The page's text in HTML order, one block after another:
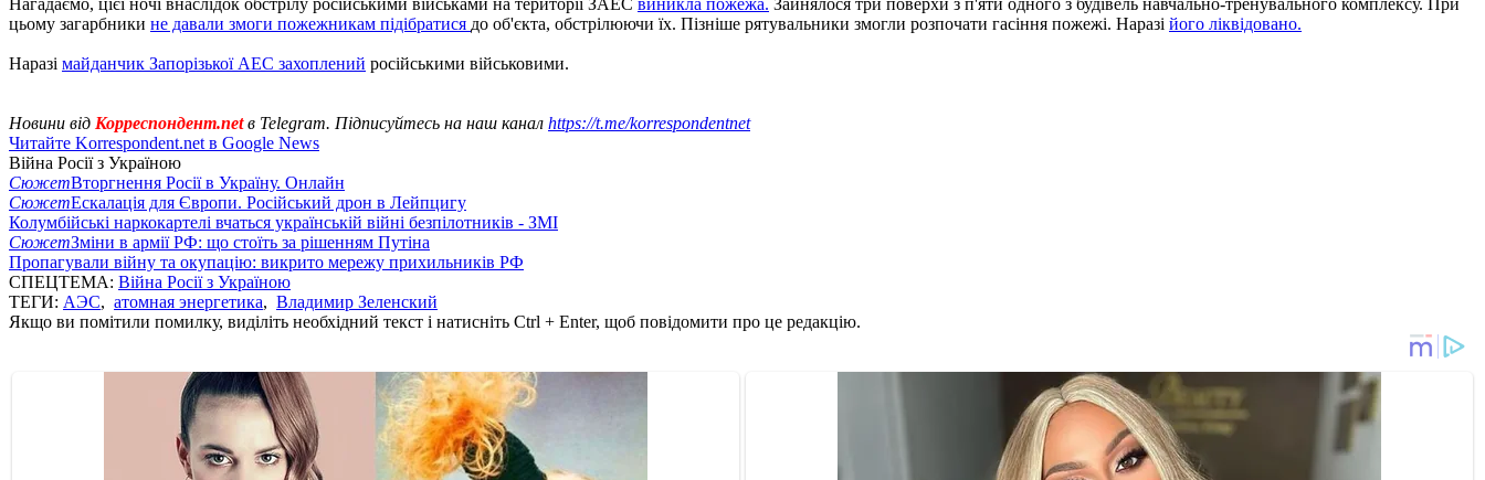
цьому загарбники не давали змоги пожежникам підібратися до об'єкта, обстрілюючи їх. Пізніше рятувальники змогли розпочати гасіння пожежі. Наразі його ліквідовано.
Наразі майданчик Запорізької АЕС захоплений російськими військовими.
Новини від Корреспондент.netв Telegram. Підписуйтесь на наш канал https://t.me/korrespondentnet
Читайте Korrespondent.net в Google News
Війна Росії з Україною
СюжетВторгнення Росії в Україну. Онлайн
СюжетЕскалація для Європи. Російський дрон в Лейпцигу
Колумбійські наркокартелі вчаться українській війні безпілотників - ЗМІ
СюжетЗміни в армії РФ: що стоїть за рішенням Путіна
Пропагували війну та окупацію: викрито мережу прихильників РФ
СПЕЦТЕМА: Війна Росії з Україною
ТЕГИ: АЭС, атомная энергетика, Владимир Зеленский
Якщо ви помітили помилку, виділіть необхідний текст і натисніть Ctrl + Enter, щоб повідомити про це редакцію.